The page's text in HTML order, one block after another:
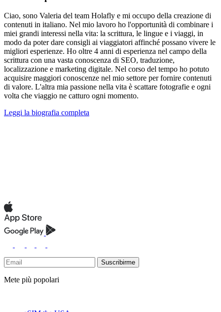
Ciao, sono Valeria del team Holafly e mi occupo della creazione di
contenuti in italiano. Nel mio lavoro ho l'opportunità di combinare i
miei grandi interessi nella vita: la scrittura, le lingue e i viaggi, in
modo da poter dare consigli ai viaggiatori affinché possano vivere le
migliori esperienze. Ho oltre 4 anni di esperienza nel campo della
scrittura con una vasta conoscenza di SEO, traduzione,
localizzazione e marketing digitale. Nel corso del tempo ho potuto
acquisire maggiori conoscenze nel mio settore per fornire contenuti
di valore. L'altra mia passione nella vita è scattare fotografie e ogni
volta che viaggio ne catturo ogni momento.
Leggi la biografia completa
Suscribirme
Mete più popolari